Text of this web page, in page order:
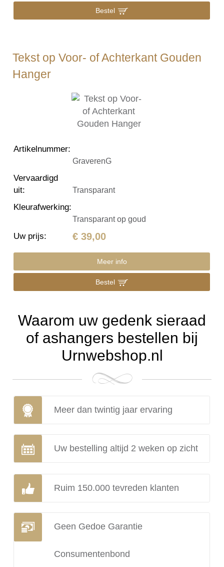
Bestel
Tekst op Voor- of Achterkant Gouden
Hanger
Artikelnummer:
GraverenG
Vervaardigd
uit: Transparant
Kleurafwerking:
Transparant op goud
Uw prijs: € 39,00
Meer info
Bestel
Waarom uw gedenk sieraad
of ashangers bestellen bij
Urnwebshop.nl
Meer dan twintig jaar ervaring
Uw bestelling altijd 2 weken op zicht
Ruim 150.000 tevreden klanten
Geen Gedoe Garantie
Consumentenbond